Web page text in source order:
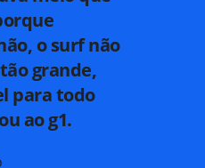
o surf não
grande,
para todo
ao g1.